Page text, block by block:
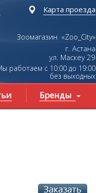
Карта проезда
Зоомагазин «Zoo_City»
г. Астана
ул. Маскеу29
работаем с 10:00 до 19:00
без выходных
Бренды